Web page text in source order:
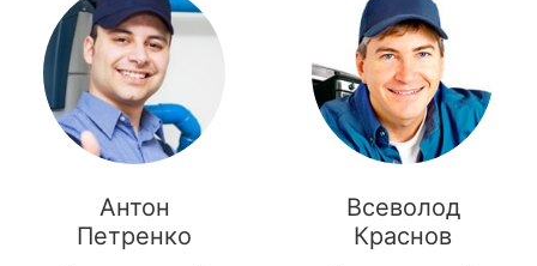
Антон
Петренко
Всеволод
Краснов